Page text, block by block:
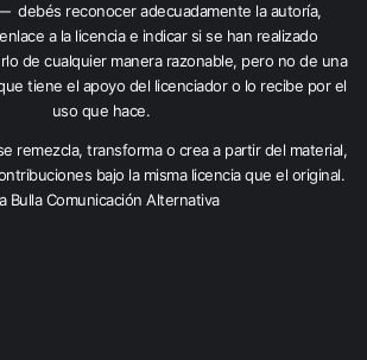
debés reconocer adecuadamente la autoría,
a la licencia e indicar si se han realizado
de cualquier manera razonable, pero no de una
tiene el apoyo del licenciador o lo recibe por el
uso que hace.
remezcla, transforma o crea a partir del material,
bajo la misma licencia que el original.
Bulla Comunicación Alternativa